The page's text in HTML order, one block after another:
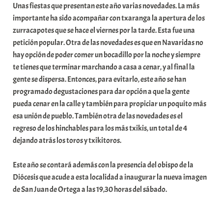
Unas fiestas que presentan este año varias novedades. La más
importante ha sido acompañar con txaranga la apertura de los
zurracapotes que se hace el viernes por la tarde. Esta fue una
petición popular. Otra de las novedades es que en Navaridas no
hay opción de poder comer un bocadillo por la noche y siempre
te tienes que terminar marchando a casa a cenar, y al final la
gente se dispersa. Entonces, para evitarlo, este año se han
programado degustaciones para dar opción a que la gente
pueda cenar en la calle y también para propiciar un poquito más
esa unión de pueblo. También otra de las novedades es el
regreso de los hinchables para los más txikis, un total de 4
dejando atrás los toros y txikitoros.
Este año se contará además con la presencia del obispo de la
Diócesis que acude a esta localidad a inaugurar la nueva imagen
de San Juan de Ortega a las 19,30 horas del sábado.